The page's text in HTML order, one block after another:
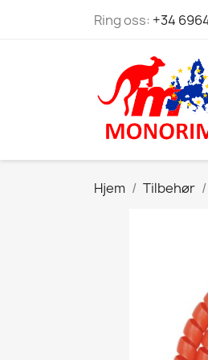
Ring oss: +34
Hjem Tilbehør